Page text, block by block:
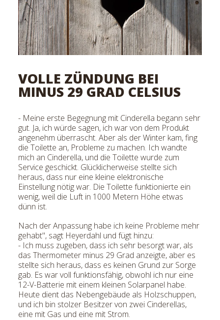
VOLLE ZÜNDUNG BEI
MINUS 29 GRAD CELSIUS
- Meine erste Begegnung mit Cinderella begann sehr
gut. Ja, ich würde sagen, ich war von dem Produkt
angenehm überrascht. Aber als der Winter kam, fing
die Toilette an, Probleme zu machen. Ich wandte
mich an Cinderella, und die Toilette wurde zum
Service geschickt. Glücklicherweise stellte sich
heraus, dass nur eine kleine elektronische
Einstellung nötig war. Die Toilette funktionierte ein
wenig, weil die Luft in 1000 Metern Höhe etwas
dünn ist.
Nach der Anpassung habe ich keine Probleme mehr
gehabt", sagt Heyerdahl und fügt hinzu:
- Ich muss zugeben, dass ich sehr besorgt war, als
das Thermometer minus 29 Grad anzeigte, aber es
stellte sich heraus, dass es keinen Grund zur Sorge
gab. Es war voll funktionsfähig, obwohl ich nur eine
12-V-Batterie mit einem kleinen Solarpanel habe.
Heute dient das Nebengebäude als Holzschuppen,
und ich bin stolzer Besitzer von zwei Cinderellas,
eine mit Gas und eine mit Strom.